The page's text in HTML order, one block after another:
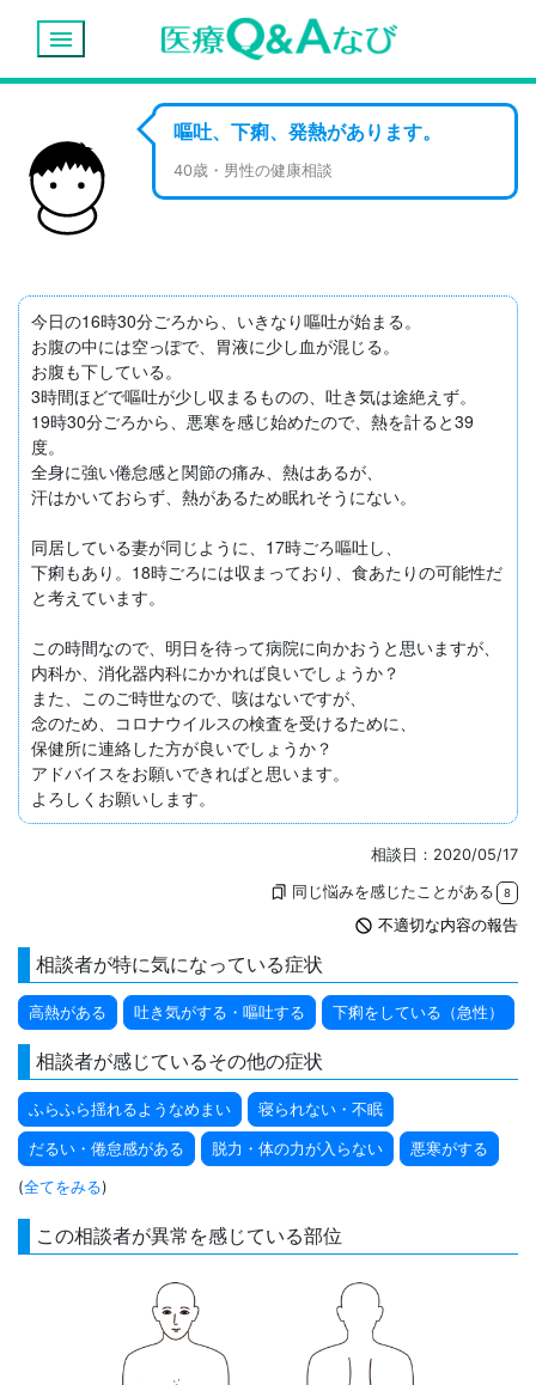
menu
嘔吐、下痢、発熱があります。
40歳・男性の健康相談
今日の16時30分ごろから、いきなり嘔吐が始まる。
お腹の中には空っぽで、胃液に少し血が混じる。
お腹も下している。
3時間ほどで嘔吐が少し収まるものの、吐き気は途絶えず。
19時30分ごろから、悪寒を感じ始めたので、熱を計ると39
度。
全身に強い倦怠感と関節の痛み、熱はあるが、
汗はかいておらず、熱があるため眠れそうにない。
同居している妻が同じように、17時ごろ嘔吐し、
下痢もあり。18時ごろには収まっており、食あたりの可能性だ
と考えています。
この時間なので、明日を待って病院に向かおうと思いますが、
内科か、消化器内科にかかれば良いでしょうか？
また、このご時世なので、咳はないですが、
念のため、コロナウイルスの検査を受けるために、
保健所に連絡した方が良いでしょうか？
アドバイスをお願いできればと思います。
相談日：2020/05/17
bookmarks 同じ悩みを感じたことがある 8
not_interested 不適切な内容の報告
相談者が特に気になっている症状
高熱がある 吐き気がする・嘔吐する 下痢をしている（急性）
相談者が感じているその他の症状
ふらふら揺れるようなめまい 寝られない・不眠
だるい・倦怠感がある 脱力・体の力が入らない 悪寒がする
(全てをみる)
この相談者が異常を感じている部位